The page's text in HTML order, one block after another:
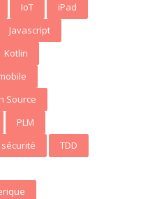
IoT
iPad
Javascript
Kotlin
Source
PLM
sécurité
TDD